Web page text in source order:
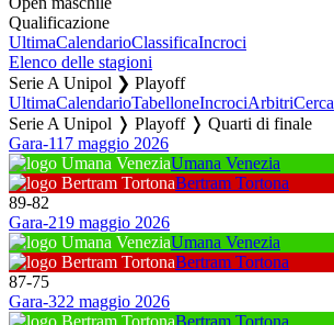
Qualificazione
UltimaCalendarioClassificaIncroci
Elenco delle stagioni
Serie A Unipol ❯ Playoff
UltimaCalendarioTabelloneIncrociArbitriCerca
Serie A Unipol ❭ Playoff ❭ Quarti di finale
Gara-117 maggio 2026
Umana Venezia
Bertram Tortona
89-82
Gara-219 maggio 2026
Umana Venezia
Bertram Tortona
87-75
Gara-322 maggio 2026
Bertram Tortona